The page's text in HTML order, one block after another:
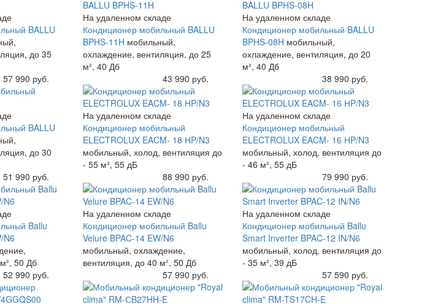
BALLU
до 35
57 990 руб.
На удаленном складе
Кондиционер мобильный BALLU
BPHS-11H мобильный,
охлаждение, вентиляция, до 25
м², 40 Дб
43 990 руб.
На удаленном складе
Кондиционер мобильный BALLU
BPHS-08H мобильный,
охлаждение, вентиляция, до 20
м², 40 Дб
38 990 руб.
BALLU
до 30
51 990 руб.
На удаленном складе
Кондиционер мобильный
ELECTROLUX EACM- 18 НP/N3
мобильный, холод, вентиляция до
- 55 м², 55 дБ
88 990 руб.
На удаленном складе
Кондиционер мобильный
ELECTROLUX EACM- 16 НP/N3
мобильный, холод, вентиляция до
- 46 м², 55 дБ
79 990 руб.
Ballu
N6
50 Дб
52 990 руб.
На удаленном складе
Кондиционер мобильный Ballu
Velure BPAC-14 EW/N6
мобильный, охлаждение,
вентиляция, до 40 м², 50 Дб
57 990 руб.
На удаленном складе
Кондиционер мобильный Ballu
Smart Inverter BPAC-12 IN/N6
мобильный, холод, вентиляция до
- 35 м², 39 дБ
57 590 руб.